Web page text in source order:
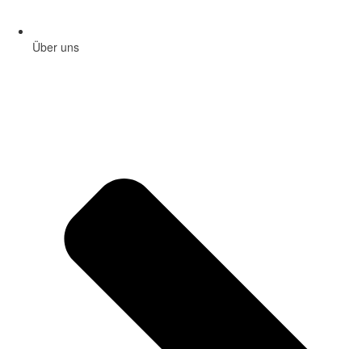
Über uns